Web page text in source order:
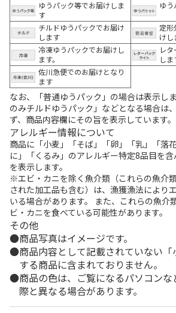
ゆうパック等でお届けしま
す
ゆ
チルドゆうパックでお届け
します
定形
けし
冷凍ゆうパックでお届けし
ます。
レ
しま
佐川急便でのお届けとなり
ます
なお、「普通ゆうパック」の場合は表示し
のみチルドゆうパック」などとなる場合は
ず、商品内容欄にその旨を表示しています。
アレルギー情報について
商品に「小麦」「そば」「卵」「乳」「落
に」「くるみ」のアレルギー特定8品目を
を表示します。
※エビ・カニを除く魚介類（これらの魚介
された加工品も含む）は、漁獲漁法により
いる場合があります。 また、これらの魚介
ビ・カニを食べている可能性があります。
その他
商品写真はイメージです。
商品内容として記載されていない
する商品に含まれておりません。
商品の色は、ご覧になるパソコン
際と異なる場合があります。